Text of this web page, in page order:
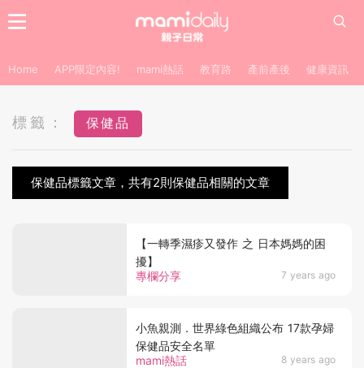
Home APP限定內容! mami熱話 教育路 產前產後 健康資訊
標籤： 保健品
保健品標籤文章，共有2則保健品相關的文章
專欄分享 7 years ago
【一轉季濕疹又發作 之 日本媽媽的困
擾】
mami熱話 8 years ago
小魚親測．世界綠色組織公布 17款孕婦
保健品安全名單